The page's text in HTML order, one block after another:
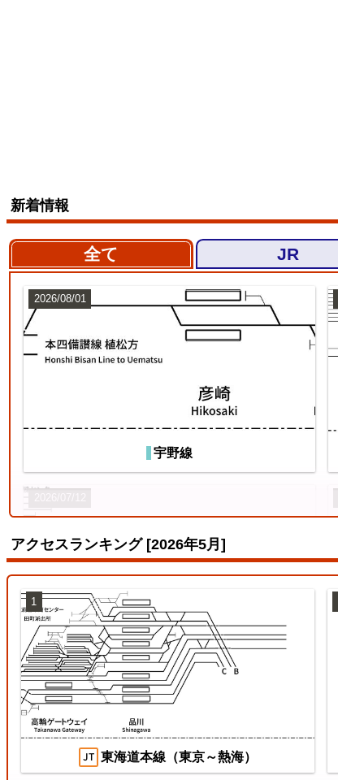
新着情報
全て JR
宇野線
2026/08/01
両毛線
2026/07/04
アクセスランキング [2026年5月]
東海道本線（東京～熱海）
1